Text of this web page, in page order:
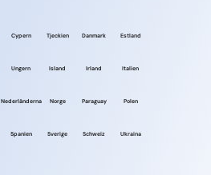
Cypern Tjeckien Danmark Estland
Ungern Island Irland Italien
Nederländerna Norge Paraguay Polen
Spanien Sverige Schweiz Ukraina